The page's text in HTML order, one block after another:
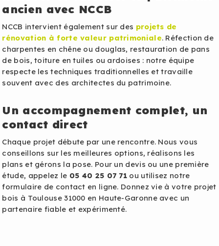
ancien avec NCCB
NCCB intervient également sur des projets de
rénovation à forte valeur patrimoniale. Réfection de
charpentes en chêne ou douglas, restauration de pans
de bois, toiture en tuiles ou ardoises : notre équipe
respecte les techniques traditionnelles et travaille
souvent avec des architectes du patrimoine.
Un accompagnement complet, un
contact direct
Chaque projet débute par une rencontre. Nous vous
conseillons sur les meilleures options, réalisons les
plans et gérons la pose. Pour un devis ou une première
étude, appelez le 05 40 25 07 71 ou utilisez notre
formulaire de contact en ligne. Donnez vie à votre projet
bois à Toulouse 31000 en Haute-Garonne avec un
partenaire fiable et expérimenté.